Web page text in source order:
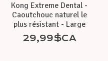
Kong Extreme Dental -
Caoutchouc naturel le
plus résistant - Large
29,99$CA